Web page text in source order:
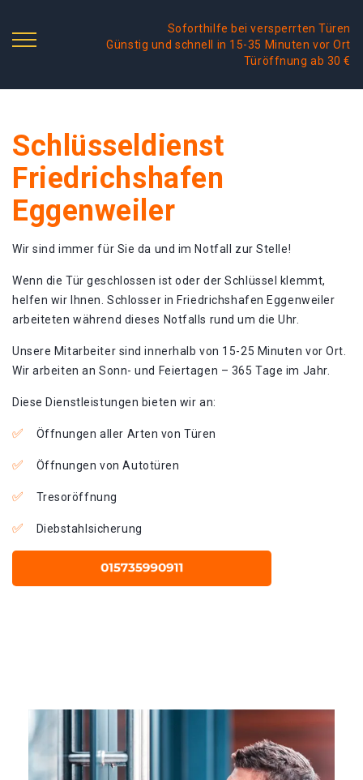
Soforthilfe bei versperrten Türen
Günstig und schnell in 15-35 Minuten vor Ort
Türöffnung ab 30 €
Schlüsseldienst
Friedrichshafen
Eggenweiler
Wir sind immer für Sie da und im Notfall zur Stelle!
Wenn die Tür geschlossen ist oder der Schlüssel klemmt,
helfen wir Ihnen. Schlosser in Friedrichshafen Eggenweiler
arbeiteten während dieses Notfalls rund um die Uhr.
Unsere Mitarbeiter sind innerhalb von 15-25 Minuten vor Ort.
Wir arbeiten an Sonn- und Feiertagen – 365 Tage im Jahr.
Diese Dienstleistungen bieten wir an:
Öffnungen aller Arten von Türen
Öffnungen von Autotüren
Tresoröffnung
Diebstahlsicherung